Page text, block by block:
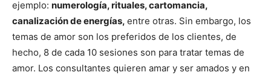
ejemplo: numerología, rituales, cartomancia,
canalización de energías, entre otras. Sin embargo, los
temas de amor son los preferidos de los clientes, de
hecho, 8 de cada 10 sesiones son para tratar temas de
amor. Los consultantes quieren amar y ser amados y en